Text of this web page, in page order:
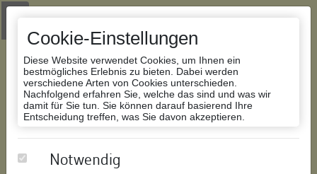
Cookie-Einstellungen
Diese Website verwendet Cookies, um Ihnen ein
bestmögliches Erlebnis zu bieten. Dabei werden
verschiedene Arten von Cookies unterschieden.
Nachfolgend erfahren Sie, welche das sind und was wir
damit für Sie tun. Sie können darauf basierend Ihre
Entscheidung treffen, was Sie davon akzeptieren.
Notwendig
Zur Navigation springen
Zum Inhalt der Website springen
Datenbank Bauforschung/Restaurierung